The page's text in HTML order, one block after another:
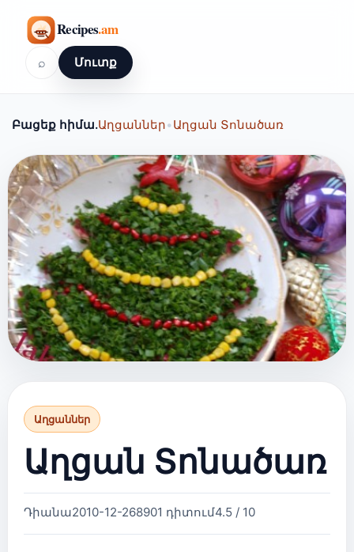
⌕ Մուտք
Բացեք հիմա.Աղցաններ•Աղցան Տոնածառ
Աղցաններ
Աղցան Տոնածառ
Դիանա2010-12-268901 դիտում4.5 / 10